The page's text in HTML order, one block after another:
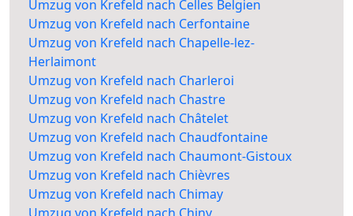
Umzug von Krefeld nach Celles Belgien
Umzug von Krefeld nach Cerfontaine
Umzug von Krefeld nach Chapelle-lez-
Herlaimont
Umzug von Krefeld nach Charleroi
Umzug von Krefeld nach Chastre
Umzug von Krefeld nach Châtelet
Umzug von Krefeld nach Chaudfontaine
Umzug von Krefeld nach Chaumont-Gistoux
Umzug von Krefeld nach Chièvres
Umzug von Krefeld nach Chimay